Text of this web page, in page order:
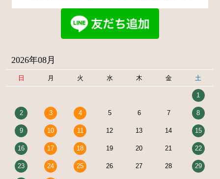
2026年08月
日 月 火 水 木 金 土
1
2 3 4 5 6 7 8
9 10 11 12 13 14 15
16 17 18 19 20 21 22
23 24 25 26 27 28 29